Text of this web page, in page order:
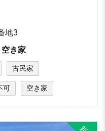
地3
き家
古民家
可 空き家